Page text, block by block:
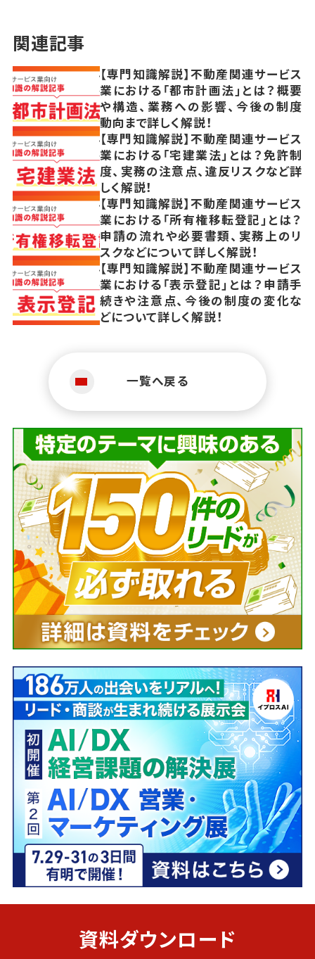
関連記事
【専門知識解説】不動産関連サービス
業における「都市計画法」とは？概要
や構造、業務への影響、今後の制度
動向まで詳しく解説！
【専門知識解説】不動産関連サービス
業における「宅建業法」とは？免許制
度、実務の注意点、違反リスクなど詳
しく解説！
【専門知識解説】不動産関連サービス
業における「所有権移転登記」とは？
申請の流れや必要書類、実務上のリ
スクなどについて詳しく解説！
【専門知識解説】不動産関連サービス
業における「表示登記」とは？申請手
続きや注意点、今後の制度の変化な
どについて詳しく解説！
一覧へ戻る
資料ダウンロード